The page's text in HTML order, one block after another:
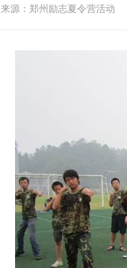
来源：郑州励志夏令营活动